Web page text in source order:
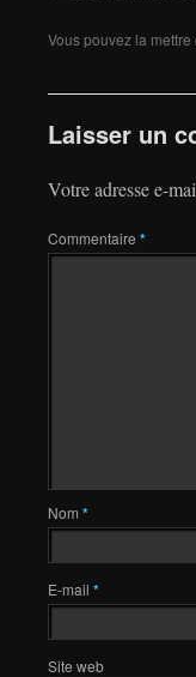
Vous pouvez la
Laisser un
Votre adresse e-
Commentaire *
Nom *
E-mail *
Site web